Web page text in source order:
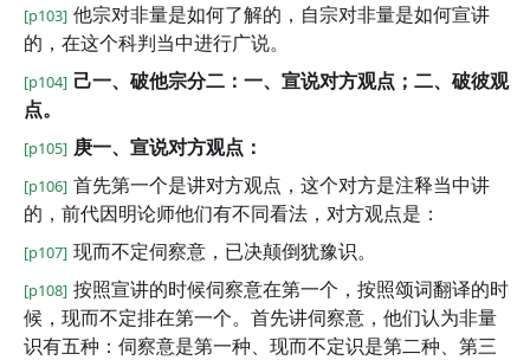
[p103] 他宗对非量是如何了解的，自宗对非量是如何宣讲
的，在这个科判当中进行广说。
[p104] 己一、破他宗分二：一、宣说对方观点；二、破彼观
点。
[p105] 庚一、宣说对方观点：
[p106] 首先第一个是讲对方观点，这个对方是注释当中讲
的，前代因明论师他们有不同看法，对方观点是：
[p107] 现而不定伺察意，已决颠倒犹豫识。
[p108] 按照宣讲的时候伺察意在第一个，按照颂词翻译的时
候，现而不定排在第一个。首先讲伺察意，他们认为非量
识有五种：伺察意是第一种、现而不定识是第二种、第三